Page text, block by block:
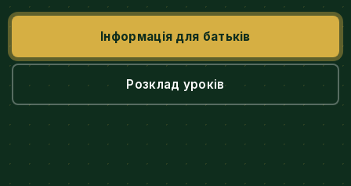
Інформація для батьків
Розклад уроків